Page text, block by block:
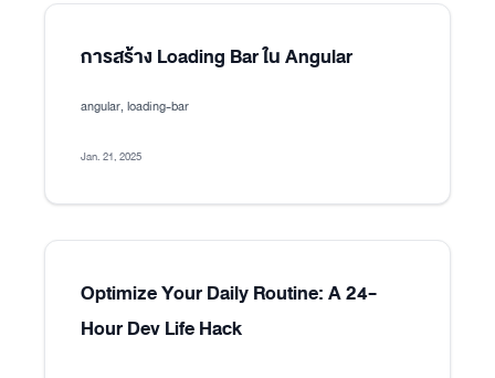
การสร้าง Loading Bar ใน Angular
angular, loading-bar
Jan. 21, 2025
Optimize Your Daily Routine: A 24-
Hour Dev Life Hack